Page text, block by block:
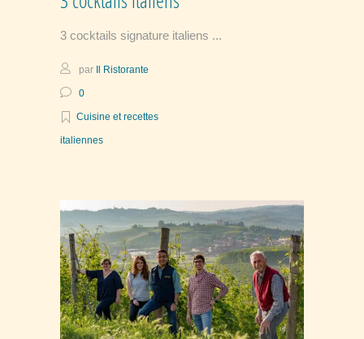
3 cocktails signature italiens
par Il Ristorante
0
Cuisine et recettes
italiennes